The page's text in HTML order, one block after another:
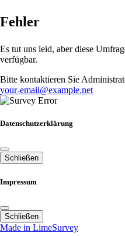
Fehler
Es tut uns leid, aber diese
verfügbar.
Bitte kontaktieren Sie
your-email@example.net
Datenschutzerklärung
Schließen
Impressum
Schließen
Made in LimeSurvey